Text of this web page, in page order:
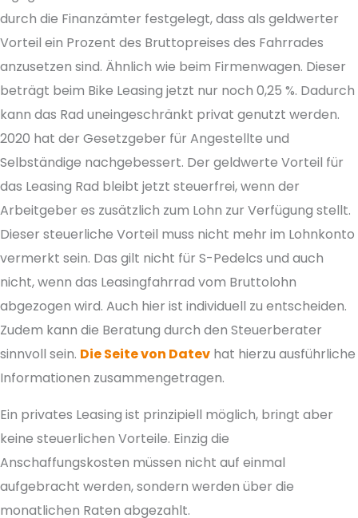
durch die Finanzämter festgelegt, dass als geldwerter
Vorteil ein Prozent des Bruttopreises des Fahrrades
anzusetzen sind. Ähnlich wie beim Firmenwagen. Dieser
beträgt beim Bike Leasing jetzt nur noch 0,25 %. Dadurch
kann das Rad uneingeschränkt privat genutzt werden.
2020 hat der Gesetzgeber für Angestellte und
Selbständige nachgebessert. Der geldwerte Vorteil für
das Leasing Rad bleibt jetzt steuerfrei, wenn der
Arbeitgeber es zusätzlich zum Lohn zur Verfügung stellt.
Dieser steuerliche Vorteil muss nicht mehr im Lohnkonto
vermerkt sein. Das gilt nicht für S-Pedelcs und auch
nicht, wenn das Leasingfahrrad vom Bruttolohn
abgezogen wird. Auch hier ist individuell zu entscheiden.
Zudem kann die Beratung durch den Steuerberater
sinnvoll sein. Die Seite von Datev hat hierzu ausführliche
Informationen zusammengetragen.
Ein privates Leasing ist prinzipiell möglich, bringt aber
keine steuerlichen Vorteile. Einzig die
Anschaffungskosten müssen nicht auf einmal
aufgebracht werden, sondern werden über die
monatlichen Raten abgezahlt.